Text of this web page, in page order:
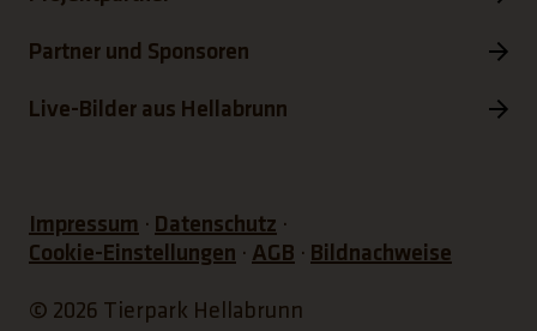
Partner und Sponsoren
Live-Bilder aus Hellabrunn
Impressum
Datenschutz
Cookie-Einstellungen
AGB Bildnachweise
© 2026 Tierpark Hellabrunn